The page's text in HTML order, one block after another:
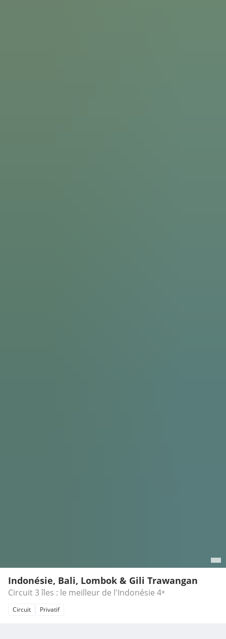
Indonésie, Bali, Lombok & Gili Trawangan
Circuit 3 îles : le meilleur de l'Indonésie 4*
Circuit Privatif